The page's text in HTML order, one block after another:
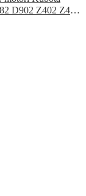
D902 Z402 Z482
GT850 GT950